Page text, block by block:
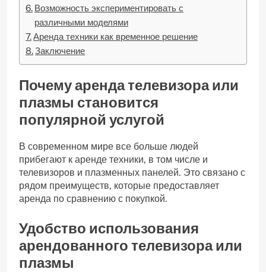
Возможность экспериментировать с
различными моделями
Аренда техники как временное решение
Заключение
Почему аренда телевизора или
плазмы становится
популярной услугой
В современном мире все больше людей
прибегают к аренде техники, в том числе и
телевизоров и плазменных панелей. Это связано с
рядом преимуществ, которые предоставляет
аренда по сравнению с покупкой.
Удобство использования
арендованного телевизора или
плазмы